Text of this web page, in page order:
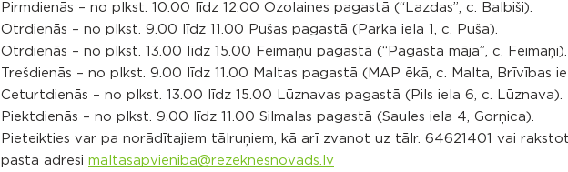
Pirmdienās – no plkst. 10.00 līdz 12.00 Ozolaines pagastā (“Lazdas”, c. Balbiši).
Otrdienās – no plkst. 9.00 līdz 11.00 Pušas pagastā (Parka iela 1, c. Puša).
Otrdienās – no plkst. 13.00 līdz 15.00 Feimaņu pagastā (“Pagasta māja”, c. Feimaņi).
Trešdienās – no plkst. 9.00 līdz 11.00 Maltas pagastā (MAP ēkā, c. Malta, Brīvības
Ceturtdienās – no plkst. 13.00 līdz 15.00 Lūznavas pagastā (Pils iela 6, c. Lūznava).
Piektdienās – no plkst. 9.00 līdz 11.00 Silmalas pagastā (Saules iela 4, Gorņica).
Pieteikties var pa norādītajiem tālruņiem, kā arī zvanot uz tālr. 64621401 vai
pasta adresi maltasapvieniba@rezeknesnovads.lv